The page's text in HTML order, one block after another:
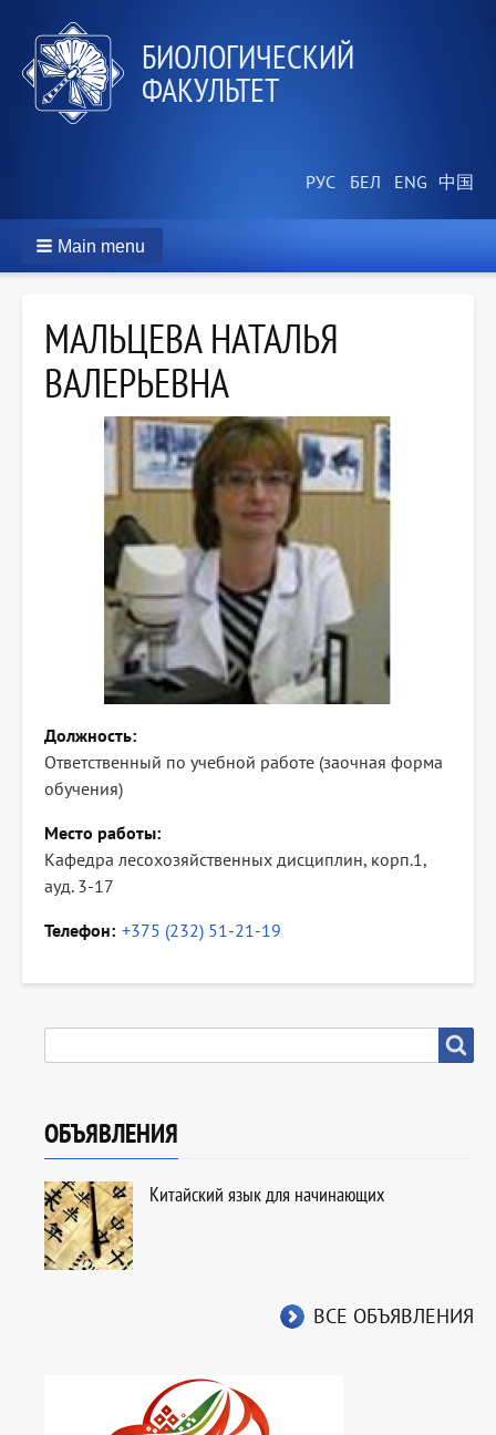
БИОЛОГИЧЕСКИЙ
ФАКУЛЬТЕТ
Main menu
МАЛЬЦЕВА НАТАЛЬЯ
ВАЛЕРЬЕВНА
Должность
Ответственный по учебной работе (заочная форма
обучения)
Место работы
Кафедра лесохозяйственных дисциплин, корп.1,
ауд. 3-17
Телефон +375 (232) 51-21-19
ОБЪЯВЛЕНИЯ
Китайский язык для начинающих
ВСЕ ОБЪЯВЛЕНИЯ